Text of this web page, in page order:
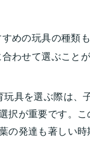
めの玩具の種類
わせて選ぶこと
玩具を選ぶ際は、
択が重要です。
の発達も著しい時